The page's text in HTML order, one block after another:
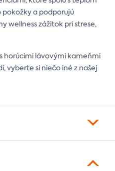
a podporujú
wellness zážitok pri strese,
horúcimi lávovými kameňmi
vyberte si niečo iné z našej